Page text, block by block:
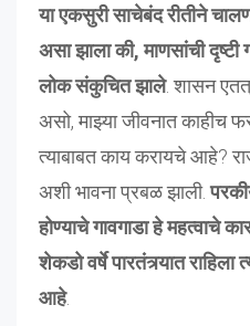
या एकसुरी साचेबंद रीतीने
असा झाला की, माणसांची दृष्टी
लोक संकुचित झाले. शासन
असो, माझ्या जीवनात काहीच
त्याबाबत काय करायचे आहे?
अशी भावना प्रबळ झाली.
होण्याचे गावगाडा हे महत्वाचे
शेकडो वर्षे पारतंत्र्यात राहिला
आहे.